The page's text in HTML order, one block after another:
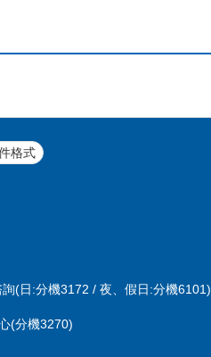
格式
(日:分機3172 / 夜、假日:分機6101)
(分機3270)